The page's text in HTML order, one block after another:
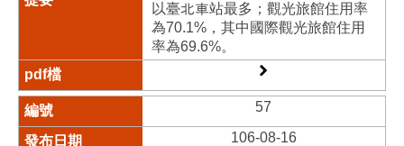
以臺北車站最多；觀光旅館住用率
為70.1%，其中國際觀光旅館住用
率為69.6%。
57
106-08-16